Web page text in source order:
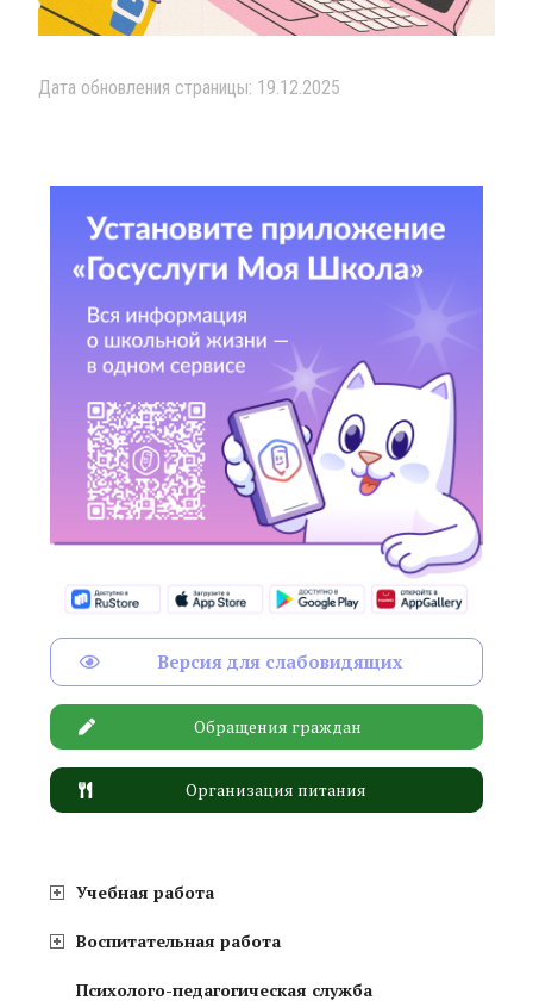
Дата обновления страницы: 19.12.2025
Версия для слабовидящих
Обращения граждан
Организация питания
Учебная работа
Воспитательная работа
Психолого-педагогическая служба